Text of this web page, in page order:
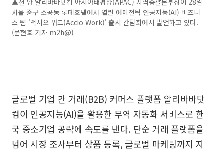
▲션 양 알리바바닷컴 아시아태평양(APAC) 지역총괄본부장이 28일
서울 중구 소공동 롯데호텔에서 열린 에이전틱 인공지능(AI) 비즈니
스 팀 '액시오 워크(Accio Work)' 출시 간담회에서 발언하고 있다.
(문현호 기자 m2h@)
글로벌 기업 간 거래(B2B) 커머스 플랫폼 알리바바닷
컴이 인공지능(AI)을 활용한 무역 자동화 서비스로 한
국 중소기업 공략에 속도를 낸다. 단순 거래 플랫폼을
넘어 시장 조사부터 상품 등록, 글로벌 마케팅까지 지